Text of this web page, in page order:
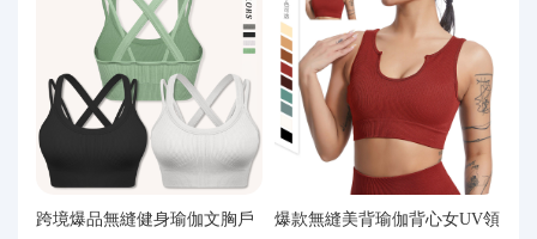
最新公告
物流資訊
代購問答
跨境爆品無縫健身瑜伽文胸戶
爆款無縫美背瑜伽背心女UV領